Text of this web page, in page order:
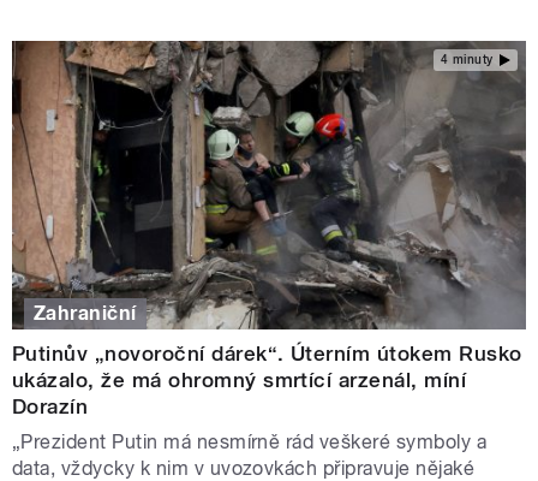
4 minuty
Zahraniční
Putinův „novoroční dárek“. Úterním útokem Rusko
ukázalo, že má ohromný smrtící arzenál, míní
Dorazín
„Prezident Putin má nesmírně rád veškeré symboly a
data, vždycky k nim v uvozovkách připravuje nějaké